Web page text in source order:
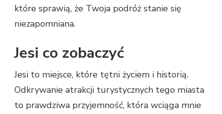
które sprawią, że Twoja podróż stanie się
niezapomniana.
Jesi co zobaczyć
Jesi to miejsce, które tętni życiem i historią.
Odkrywanie atrakcji turystycznych tego miasta
to prawdziwa przyjemność, która wciąga mnie